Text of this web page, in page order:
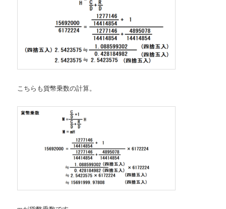
こちらも貨幣乗数の計算。